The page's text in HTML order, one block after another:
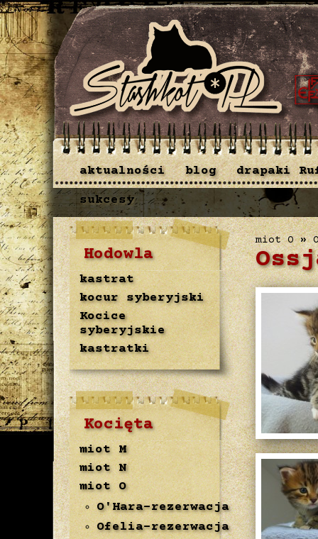
aktualności blog drapaki
sukcesy
Hodowla
kastrat
kocur syberyjski
Kocice
syberyjskie
kastratki
Kocięta
miot M
miot N
miot O
O'Hara-rezerwacja
Ofelia-rezerwacja
miot O»